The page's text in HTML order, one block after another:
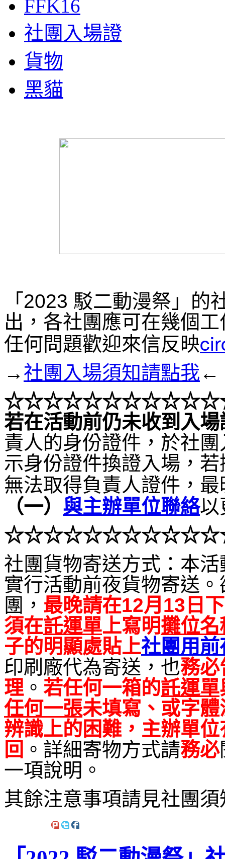
FFK16
社團入場證
貨物
黑貓
「2023 駁二動漫祭」的
出，各社團應可在幾個
任何問題歡迎來信反映
→ 社團入場須知請點我 ←
☆☆☆☆☆☆☆☆☆
若在活動前仍未收到入場
責人的身份證件，於社
示身份證件換證入場，
無法取得負責人證件，最
（一） 與主辦單位聯絡以
☆☆☆☆☆☆☆☆☆
社團貨物寄送方式：本
實行活動前夜貨物寄送
團， 最晚請在12月13日
須在託運單上寫明攤位名
子的明顯處貼上社團用
印刷廠代為寄送，也務必
理 。 若任何一箱的託運單
任何一張未填寫、或字
辨識上的困難，主辦單
回 。詳細寄物方式請務必
一項說明。
其餘注意事項請見社團